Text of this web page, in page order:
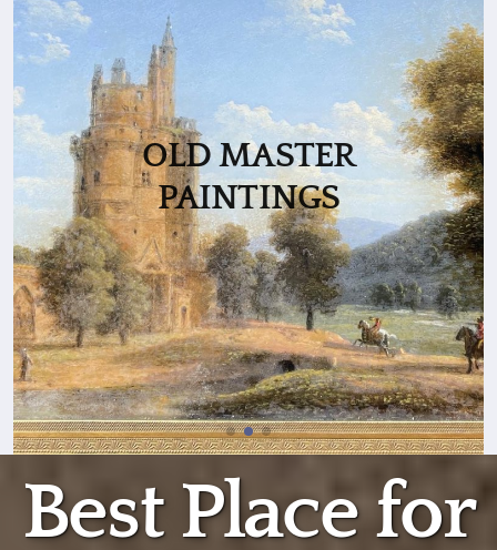
OLD MASTER
PAINTINGS
Best Place for